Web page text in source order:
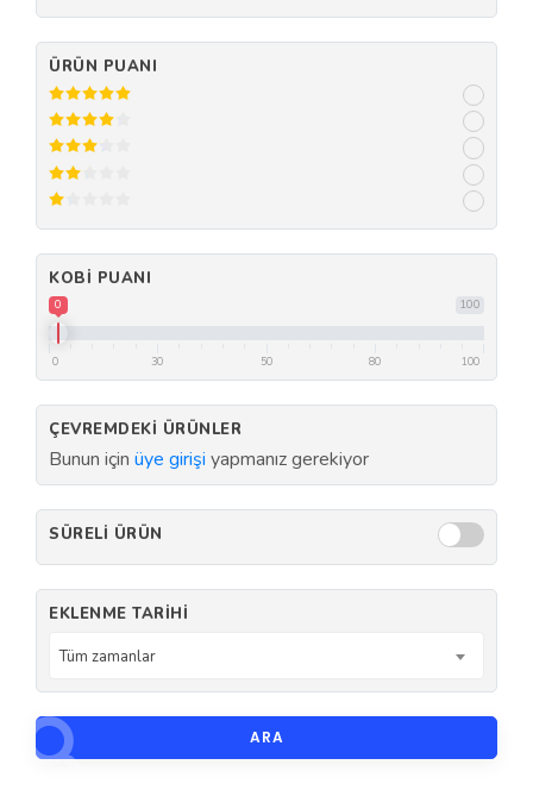
ÜRÜN PUANI
KOBI PUANI
100
0
0 30 50 80 100
ÇEVREMDEKI ÜRÜNLER
Bunun için üye girişi yapmanız gerekiyor
SÜRELI ÜRÜN
EKLENME TARIHI
Tüm zamanlar
ARA